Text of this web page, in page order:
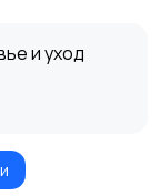
и уход
1